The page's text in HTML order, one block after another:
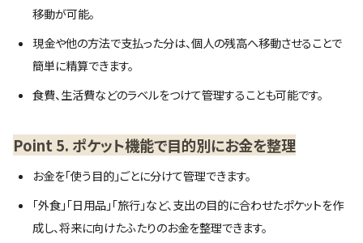
移動が可能。
現金や他の方法で支払った分は、個人の残高へ移動させることで
簡単に精算できます。
食費、生活費などのラベルをつけて管理することも可能です。
Point 5. ポケット機能で目的別にお金を整理
お金を「使う目的」ごとに分けて管理できます。
「外食」「日用品」「旅行」など、支出の目的に合わせたポケットを作
成し、将来に向けたふたりのお金を整理できます。